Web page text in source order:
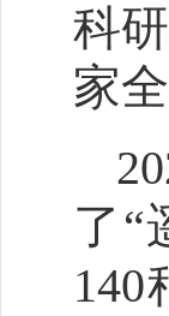
科
家
了“